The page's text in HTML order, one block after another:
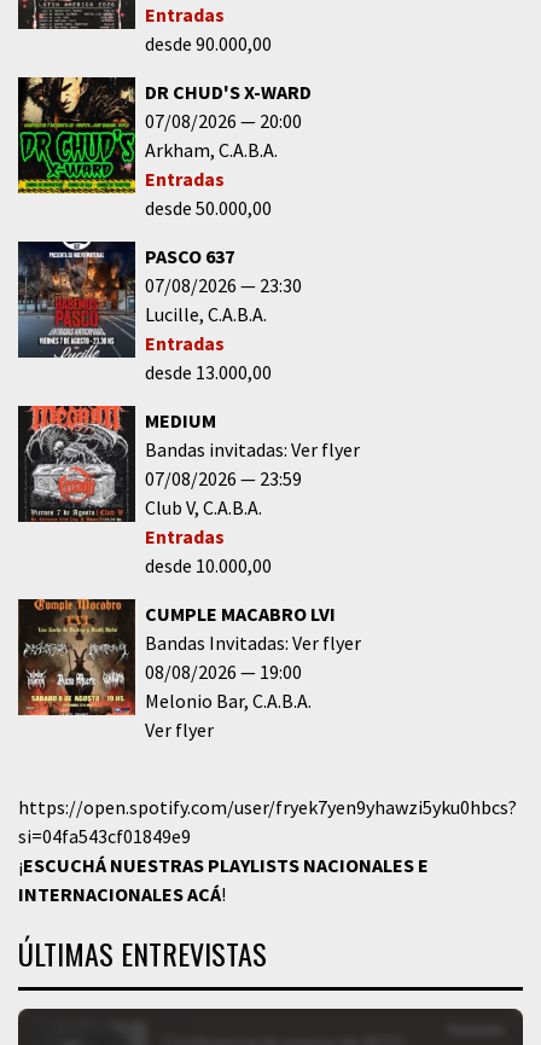
Entradas
desde 90.000,00
DR CHUD'S X-WARD
07/08/2026
20:00
Arkham C.A.B.A.
Entradas
desde 50.000,00
PASCO 637
07/08/2026
23:30
Lucille C.A.B.A.
Entradas
desde 13.000,00
MEDIUM
Bandas invitadas: Ver flyer
07/08/2026
23:59
Club V C.A.B.A.
Entradas
desde 10.000,00
CUMPLE MACABRO LVI
Bandas Invitadas: Ver flyer
08/08/2026
19:00
Melonio Bar C.A.B.A.
Ver flyer
https://open.spotify.com/user/fryek7yen9yhawzi5yku0hbcs?
si=04fa543cf01849e9
¡ESCUCHÁ NUESTRAS PLAYLISTS NACIONALES E
INTERNACIONALESACÁ!
ÚLTIMAS ENTREVISTAS